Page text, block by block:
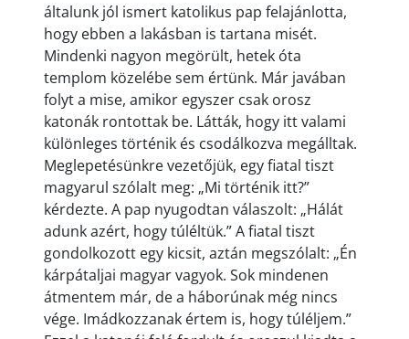
általunk jól ismert katolikus pap felajánlotta,
hogy ebben a lakásban is tartana misét.
Mindenki nagyon megörült, hetek óta
templom közelébe sem értünk. Már javában
folyt a mise, amikor egyszer csak orosz
katonák rontottak be. Látták, hogy itt valami
különleges történik és csodálkozva megálltak.
Meglepetésünkre vezetőjük, egy fiatal tiszt
magyarul szólalt meg: „Mi történik itt?”
kérdezte. A pap nyugodtan válaszolt: „Hálát
adunk azért, hogy túléltük.” A fiatal tiszt
gondolkozott egy kicsit, aztán megszólalt: „Én
kárpátaljai magyar vagyok. Sok mindenen
átmentem már, de a háborúnak még nincs
vége. Imádkozzanak értem is, hogy túléljem.”